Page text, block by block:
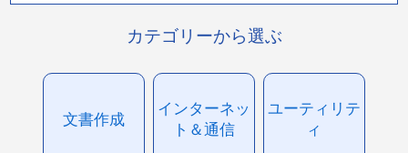
カテゴリーから選ぶ
文書作成
インターネッ
ト＆通信
ユーティリテ
ィ